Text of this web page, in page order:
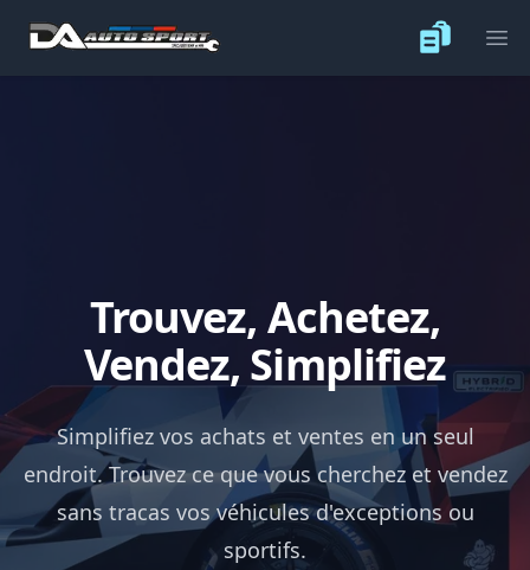
Trouvez, Achetez,
Vendez, Simplifiez
Simplifiez vos achats et ventes en un seul
endroit. Trouvez ce que vous cherchez et vendez
sans tracas vos véhicules d'exceptions ou
sportifs.